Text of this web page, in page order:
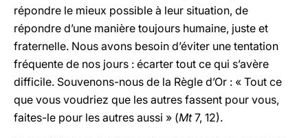
répondre le mieux possible à leur situation, de
répondre d’une manière toujours humaine, juste et
fraternelle. Nous avons besoin d’éviter une tentation
fréquente de nos jours : écarter tout ce qui s’avère
difficile. Souvenons-nous de la Règle d’Or : « Tout ce
que vous voudriez que les autres fassent pour vous,
faites-le pour les autres aussi » (Mt7, 12).